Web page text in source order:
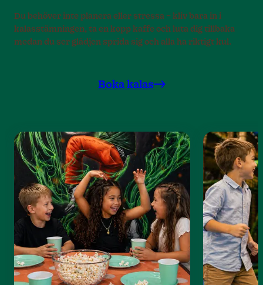
Du behöver inte planera eller stressa – kliv bara in i
kalasstämningen, ta en kopp kaffe och luta dig tillbaka
medan du ser glädjen sprida sig och alla ha riktigt kul.
Boka kalas